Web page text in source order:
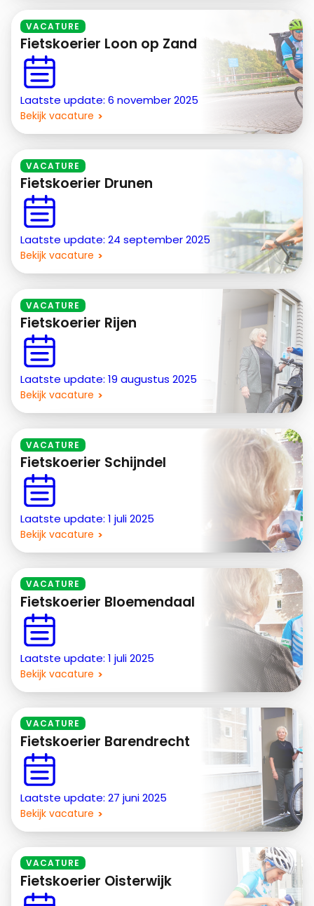
VACATURE
Fietskoerier Loon op Zand
Laatste update: 6 november 2025
Bekijk vacature
VACATURE
Fietskoerier Drunen
Laatste update: 24 september 2025
Bekijk vacature
VACATURE
Fietskoerier Rijen
Laatste update: 19 augustus 2025
Bekijk vacature
VACATURE
Fietskoerier Schijndel
Laatste update: 1 juli 2025
Bekijk vacature
VACATURE
Fietskoerier Bloemendaal
Laatste update: 1 juli 2025
Bekijk vacature
VACATURE
Fietskoerier Barendrecht
Laatste update: 27 juni 2025
Bekijk vacature
VACATURE
Fietskoerier Oisterwijk